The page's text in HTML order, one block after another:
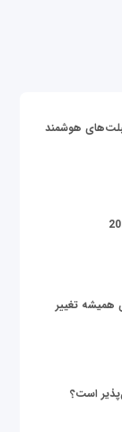
هوشمند
همیشه تغییر
است؟